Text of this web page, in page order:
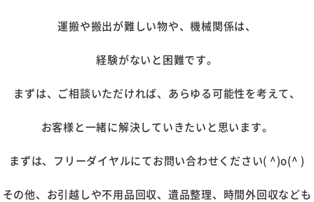
運搬や搬出が難しい物や、機械関係は、
経験がないと困難です。
まずは、ご相談いただければ、あらゆる可能性を考えて、
お客様と一緒に解決していきたいと思います。
まずは、フリーダイヤルにてお問い合わせください( ^)o(^ )
その他、お引越しや不用品回収、遺品整理、時間外回収なども